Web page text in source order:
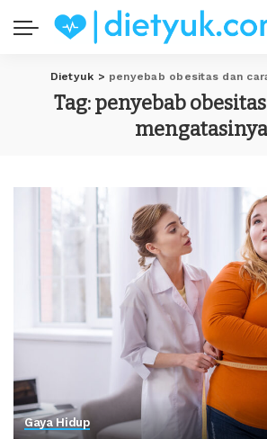
Dietyuk > penyebab obesitas dan
Tag:penyebab
mengatasinya
Gaya Hidup